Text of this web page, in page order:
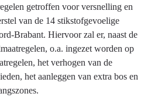
getroffen voor versnelling en
van de 14 stikstofgevoelige
Brabant. Hiervoor zal er, naast de
o.a. ingezet worden op
het verhogen van de
het aanleggen van extra bos en